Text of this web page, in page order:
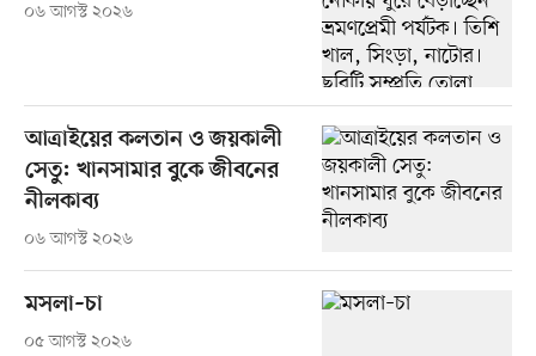
০৬ আগস্ট ২০২৬
আত্রাইয়ের কলতান ও জয়কালী
সেতু: খানসামার বুকে জীবনের
নীলকাব্য
০৬ আগস্ট ২০২৬
মসলা–চা
০৫ আগস্ট ২০২৬